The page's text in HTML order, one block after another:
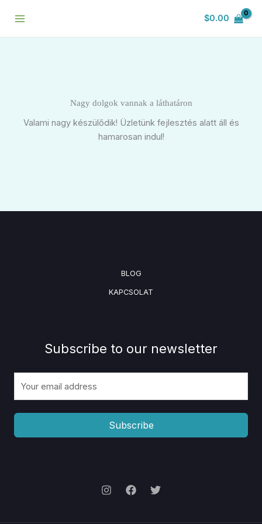
$0.00
Nagy dolgok vannak a láthatáron
Valami nagy készülődik! Üzletünk fejlesztés alatt áll és
hamarosan indul!
BLOG
KAPCSOLAT
Subscribe to our newsletter
Subscribe